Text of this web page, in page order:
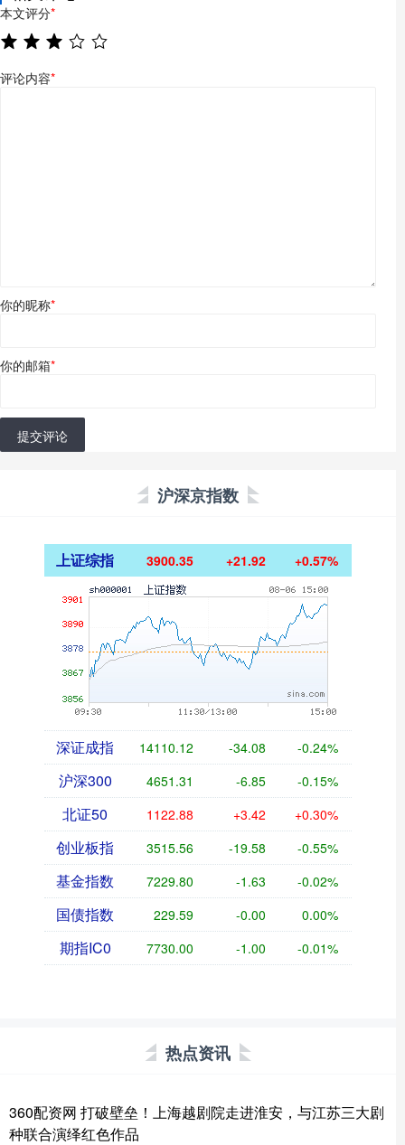
本文评分*
评论内容*
你的昵称*
你的邮箱*
提交评论
沪深京指数
上证综指 3900.35 +21.92 +0.57%
深证成指 14110.12 -34.08 -0.24%
沪深300 4651.31 -6.85 -0.15%
北证50 1122.88 +3.42 +0.30%
创业板指 3515.56 -19.58 -0.55%
基金指数 7229.80 -1.63 -0.02%
国债指数 229.59 -0.00 0.00%
期指IC0 7730.00 -1.00 -0.01%
热点资讯
360配资网 打破壁垒！上海越剧院走进淮安，与江苏三大剧
种联合演绎红色作品